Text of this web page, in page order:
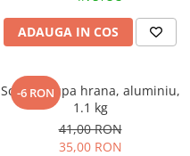
ADAUGA IN COS
-6 RON
Scafa | cupa hrana, aluminiu,
1.1 kg
41,00 RON
35,00 RON